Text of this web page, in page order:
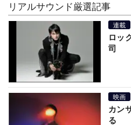
リアルサウンド厳選記事
連載
ロッ
司
映画
カン
る